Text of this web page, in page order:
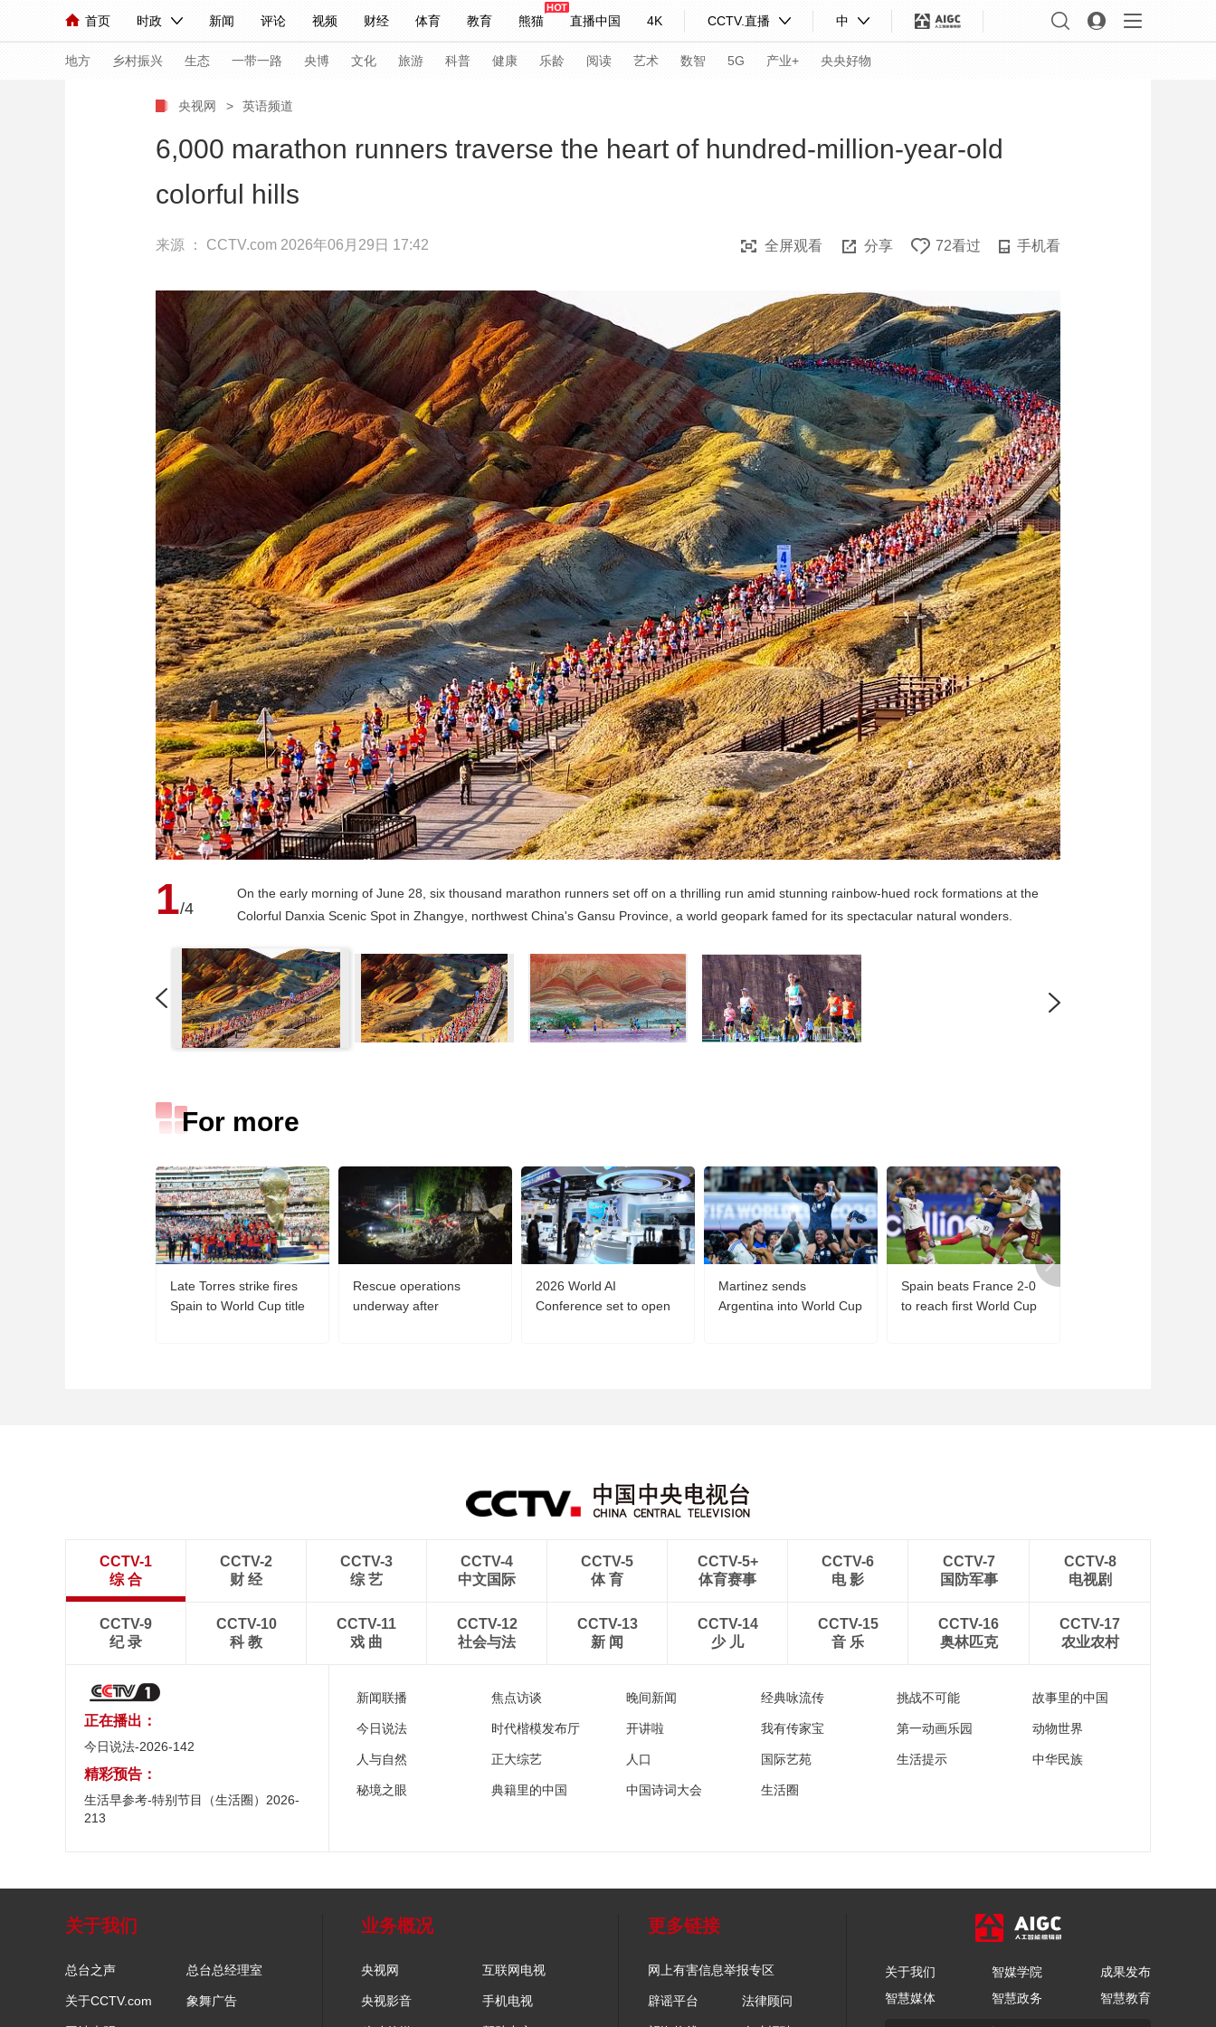
首页 时政 新闻 评论 视频 财经 体育 教育 熊猫 直播中国 4K CCTV.直播 中
人民领袖习近平 联播+ 中国领导人 央视快评 习式妙语 热解读 天天学习
直播 栏目大全 节目单 听音 微视频 主持人 下载央视影音
海外频道 iPanda English Монгол
地方 乡村振兴 生态 一带一路 央博 文化 旅游 科普 健康 乐龄 阅读 艺术 数智 5G 产业+ 央央好物
国内 国际 评论
人民领袖习近平 联播+ 热解读 天天学习 习式妙语 锋面
比划 快看 蓝海中国 新兵请入列 人生第一次 人生第二次
直播 竞猜 2026年世界杯 2026年冬奥会 CBA NBA 中超 国足 国际足球 网球 综合体育 亚冬会
CCTV奥林匹克频道 生活体育大会 体育江湖 文化体育 冰雪道路 足球道路
教育 乡村振兴 生态环境 一带一路 央博 非遗 文化 旅游 科普 健康 乐龄 阅读 艺术 汽车 数智 5G 产业+
大国展会 大国保险 云顶对话 云起 超级工厂 智敬中国 全民健康 颜选攻略 海洋 时尚 天气 才艺 网展 央央好物
CCTV.节目官网 直播 节目单 栏目 片库 热播榜 总台企业白名单
央视网 > 英语频道
6,000 marathon runners traverse the heart of hundred-million-year-old
colorful hills
来源 ： CCTV.com 2026年06月29日 17:42 全屏观看 分享 72看过 手机看
1/4
On the early morning of June 28, six thousand marathon runners set off on a thrilling run amid stunning rainbow-hued rock formations at the
Colorful Danxia Scenic Spot in Zhangye, northwest China's Gansu Province, a world geopark famed for its spectacular natural wonders.
For more
Late Torres strike fires
Spain to World Cup title
Rescue operations
underway after
2026 World AI
Conference set to open
Martinez sends
Argentina into World Cup
Spain beats France 2-0
to reach first World Cup
CCTV-1
综 合
CCTV-2
财 经
CCTV-3
综 艺
CCTV-4
中文国际
CCTV-5
体 育
CCTV-5+
体育赛事
CCTV-6
电 影
CCTV-7
国防军事
CCTV-8
电视剧
CCTV-9
纪 录
CCTV-10
科 教
CCTV-11
戏 曲
CCTV-12
社会与法
CCTV-13
新 闻
CCTV-14
少 儿
CCTV-15
音 乐
CCTV-16
奥林匹克
CCTV-17
农业农村
正在播出：
今日说法-2026-142
精彩预告：
生活早参考-特别节目（生活圈）2026-
213
新闻联播 焦点访谈 晚间新闻 经典咏流传 挑战不可能 故事里的中国
今日说法 时代楷模发布厅 开讲啦 我有传家宝 第一动画乐园 动物世界
人与自然 正大综艺 人口 国际艺苑 生活提示 中华民族
秘境之眼 典籍里的中国 中国诗词大会 生活圈
关于我们
总台之声 总台总经理室
关于CCTV.com 象舞广告
业务概况
央视网 互联网电视
央视影音 手机电视
更多链接
网上有害信息举报专区
辟谣平台 法律顾问
关于我们 智媒学院
成果发布
智慧媒体
智慧政务 智慧教育